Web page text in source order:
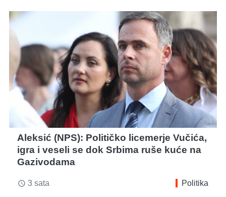
Aleksić (NPS): Političko licemerje Vučića,
igra i veseli se dok Srbima ruše kuće na
Gazivodama
access_time 3 sata Politika